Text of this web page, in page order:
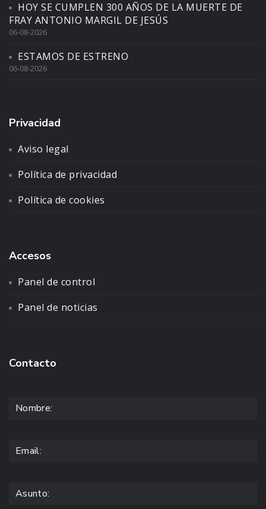
HOY SE CUMPLEN 300 AÑOS DE LA MUERTE DE
FRAY ANTONIO MARGIL DE JESÚS
06-08-2026
ESTAMOS DE ESTRENO
06-08-2026
Privacidad
Aviso legal
Política de privacidad
Política de cookies
Accesos
Panel de control
Panel de noticias
Contacto